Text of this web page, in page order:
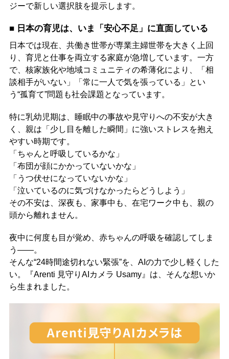
ジーで新しい選択肢を提示します。
■ 日本の育児は、いま「安心不足」に直面している
日本では現在、共働き世帯が専業主婦世帯を大きく上回
り、育児と仕事を両立する家庭が急増しています。一方
で、核家族化や地域コミュニティの希薄化により、「相
談相手がいない」「常に一人で気を張っている」とい
う“孤育て”問題も社会課題となっています。
特に乳幼児期は、睡眠中の事故や見守りへの不安が大き
く、親は「少し目を離した瞬間」に強いストレスを抱え
やすい時期です。
「ちゃんと呼吸しているかな」
「布団が顔にかかっていないかな」
「うつ伏せになっていないかな」
「泣いているのに気づけなかったらどうしよう」
その不安は、深夜も、家事中も、在宅ワーク中も、親の
頭から離れません。
夜中に何度も目が覚め、赤ちゃんの呼吸を確認してしま
う――。
そんな“24時間途切れない緊張”を、AIの力で少し軽くした
い。『Arenti 見守りAIカメラ Usamy』は、そんな想いか
ら生まれました。